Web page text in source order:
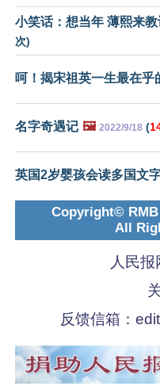
小笑话：想当年 薄熙来
次)
呵！揭宋祖英一生最在乎
名字奇遇记 🖼️ 2022/9/18 (
英国2岁婴孩会读多国文
Copyright©
All
人民
反馈信箱：